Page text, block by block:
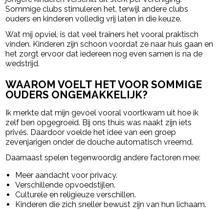
Sommige clubs stimuleren het, terwijl andere clubs
ouders en kinderen volledig vrij laten in die keuze.
Wat mij opviel, is dat veel trainers het vooral praktisch
vinden. Kinderen zijn schoon voordat ze naar huis gaan en
het zorgt ervoor dat iedereen nog even samen is na de
wedstrijd.
WAAROM VOELT HET VOOR SOMMIGE
OUDERS ONGEMAKKELIJK?
Ik merkte dat mijn gevoel vooral voortkwam uit hoe ik
zelf ben opgegroeid. Bij ons thuis was naakt zijn iets
privés. Daardoor voelde het idee van een groep
zevenjarigen onder de douche automatisch vreemd.
Daarnaast spelen tegenwoordig andere factoren mee:
Meer aandacht voor privacy.
Verschillende opvoedstijlen.
Culturele en religieuze verschillen.
Kinderen die zich sneller bewust zijn van hun lichaam.